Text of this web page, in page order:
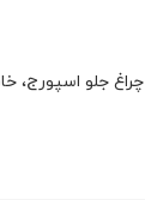
جلو اسپورج،